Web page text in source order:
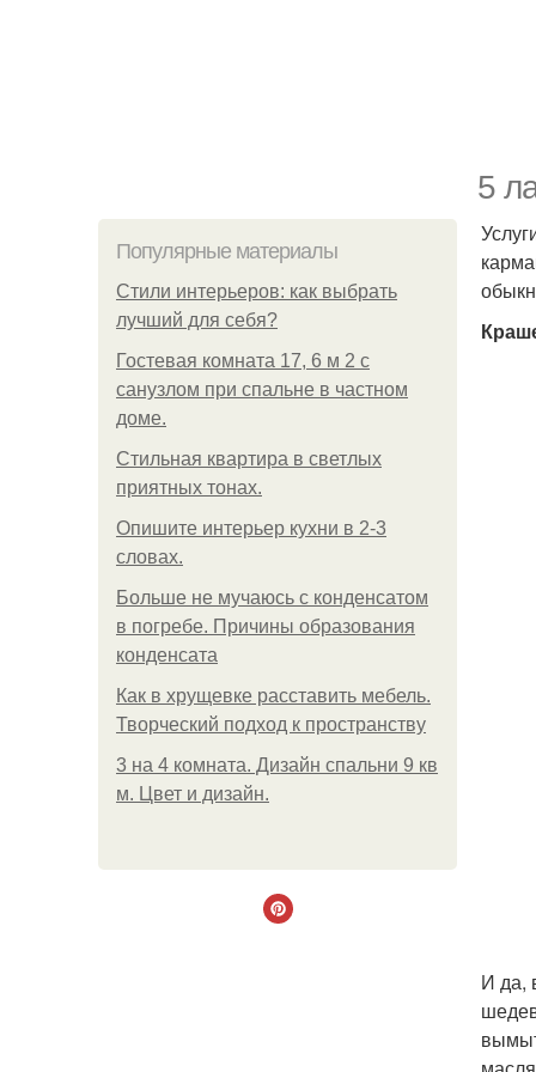
5
Популярные материалы
Стили интерьеров: как выбрать
лучший для себя?
Гостевая комната 17, 6 м 2 с
санузлом при спальне в частном
доме.
Стильная квартира в светлых
приятных тонах.
Опишите интерьер кухни в 2-3
словах.
Больше не мучаюсь с конденсатом
в погребе. Причины образования
конденсата
Как в хрущевке расставить мебель.
Творческий подход к пространству
3 на 4 комната. Дизайн спальни 9 кв
м. Цвет и дизайн.
И да,